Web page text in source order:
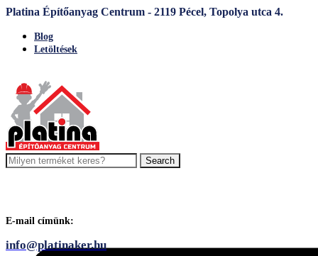
Platina Építőanyag Centrum - 2119 Pécel, Topolya utca 4.
Blog
Letöltések
Search
E-mail címünk:
info@platinaker.hu